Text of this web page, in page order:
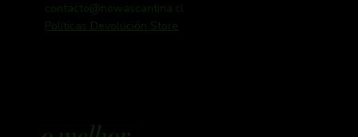
contacto@nowascantina.cl
Políticas Devolución Store